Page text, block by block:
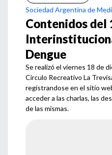
Sociedad Argentina de
Contenidos del
Dengue
Se realizó el viernes 18 de
Círculo Recreativo La
registrandose en el sitio
acceder a las charlas, las
de las mismas.